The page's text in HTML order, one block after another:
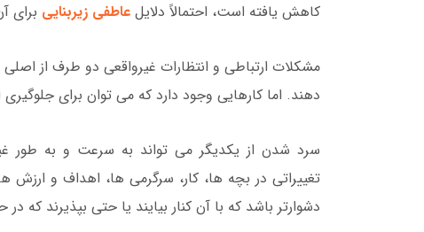
کاهش یافته است، احتمالاً دلایل عاطفی زیربنایی برای
مشکلات ارتباطی و انتظارات غیرواقعی دو طرف از
دهند. اما کارهایی وجود دارد که می توان برای جلوگیری
سرد شدن از یکدیگر می تواند به سرعت و به طور
تغییراتی در بچه ها، کار، سرگرمی ها، اهداف و ارزش
دشوارتر باشد که با آن کنار بیایند یا حتی بپذیرند